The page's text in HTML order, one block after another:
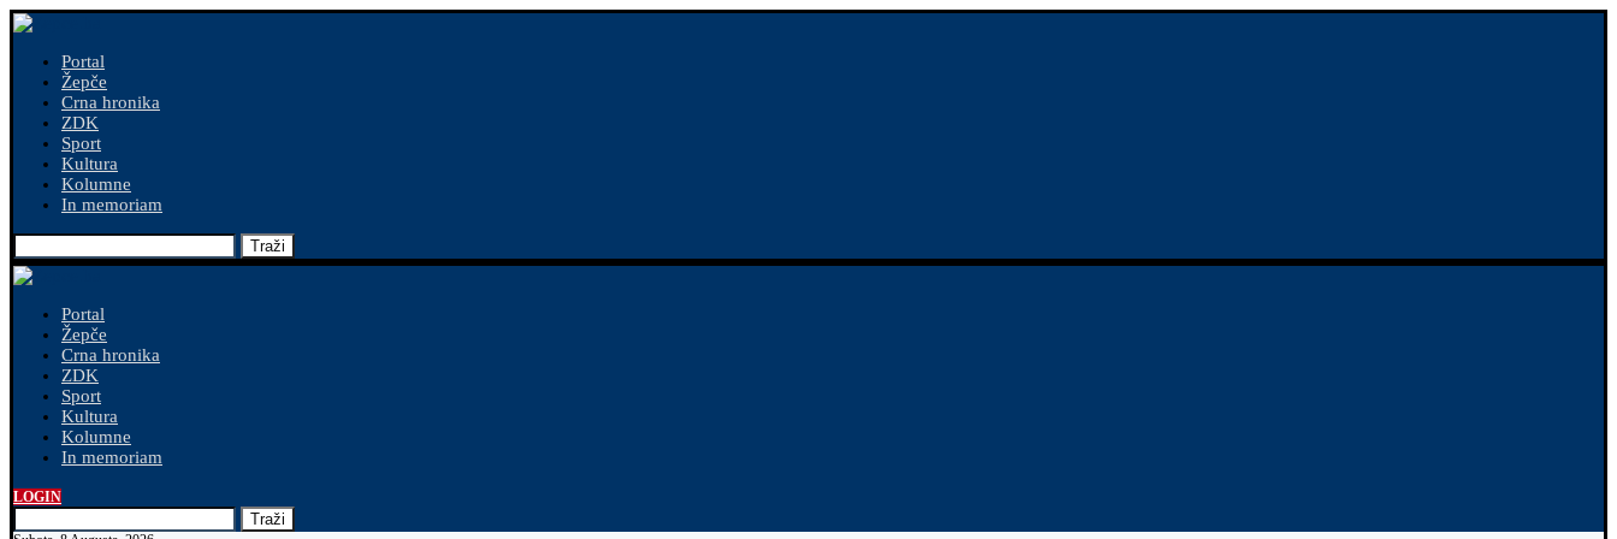
Portal
Žepče
Crna hronika
ZDK
Sport
Kultura
Kolumne
In memoriam
Traži
Portal
Žepče
Crna hronika
ZDK
Sport
Kultura
Kolumne
In memoriam
LOGIN
Traži